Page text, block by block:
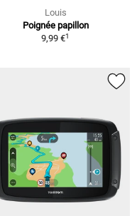
Louis
Poignée papillon
9,99 €1